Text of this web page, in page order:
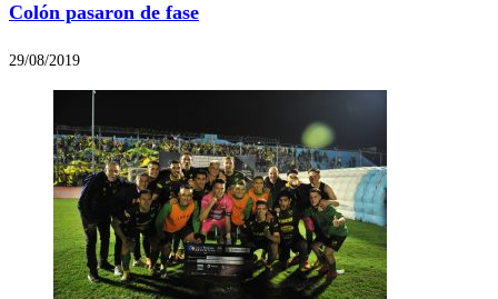
Colón pasaron de fase
29/08/2019